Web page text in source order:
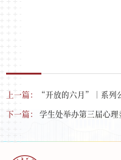
上一篇：
“开放的六月”｜系列
下一篇：
学生处举办第三届心